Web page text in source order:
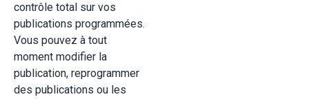
contrôle total sur vos
publications programmées.
Vous pouvez à tout
moment modifier la
publication, reprogrammer
des publications ou les